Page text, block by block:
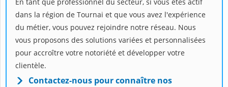
dans la région de Tournai et que vous avez l'expérience
du métier, vous pouvez rejoindre notre réseau. Nous
vous proposons des solutions variées et personnalisées
pour accroître votre notoriété et développer votre
clientèle.
Contactez-nous pour connaître nos